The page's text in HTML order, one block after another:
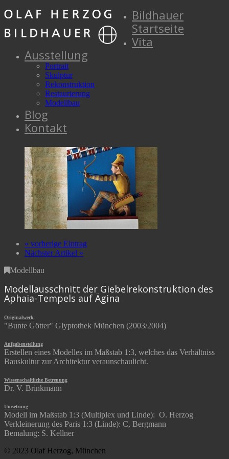
Bildhauer
Startseite
Vita
Ausstellung
Portrait
Skulptur
Rekonstruktion
Restaurierung
Modellbau
Blog
Kontakt
« vorherige Eintrag
Nächster Artikel »
Modellbau
Modellausschnitt der Giebelrekonstruktion des
Aphaia-Tempels auf Ägina
Originalwerk
"Bunte Götter" Glyptothek München (2003/2004)
Aufgabenstellung
Erstellen eines Modelles im Maßstab 1:3, welches das Verhältniss
Bauskultur zur Architektur veraunschaulicht.
Wissenschaftliche Betreuung
Dr. V. Brinkmann
Umsetzung
Modell im Maßstab 1:3 (Multiplex und Linde): O. Herzog
Verkleinerung des Paris 1:3 (Linde): C, Bergmann
Bemalung: S. Kellner
© 2023 Olaf Herzog, München